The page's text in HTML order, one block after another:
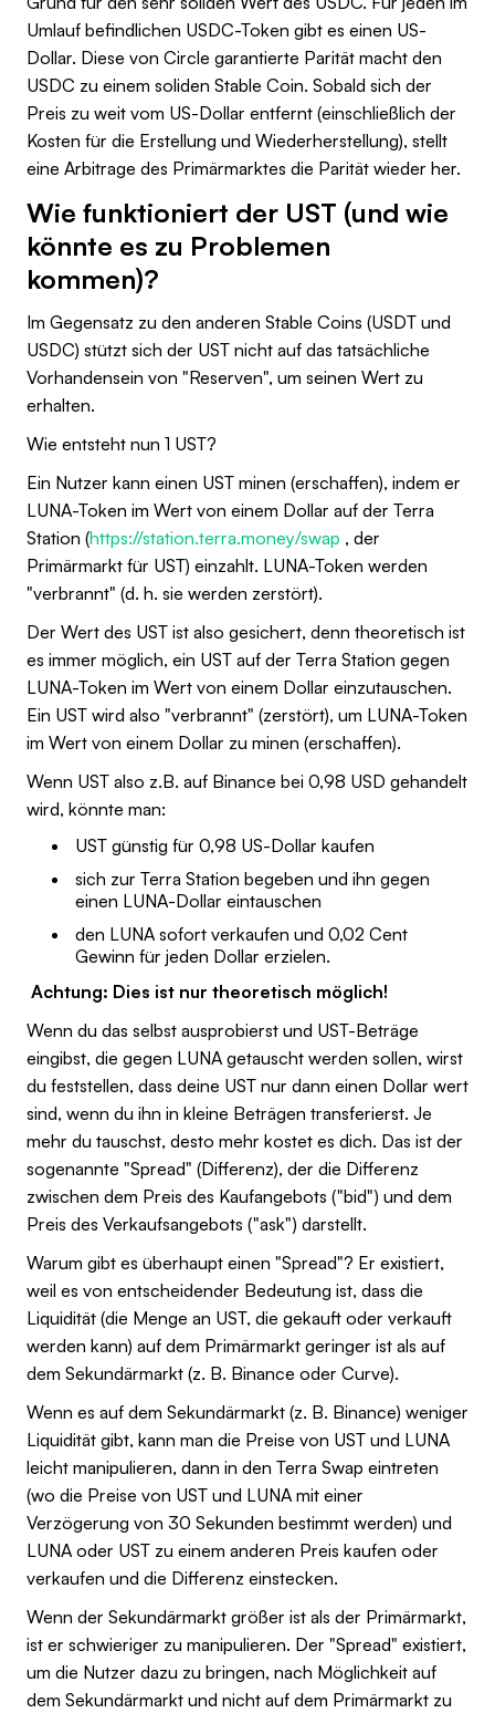
Umlauf befindlichen USDC-Token gibt es einen US-
Dollar. Diese von Circle garantierte Parität macht den
USDC zu einem soliden Stable Coin. Sobald sich der
Preis zu weit vom US-Dollar entfernt (einschließlich der
Kosten für die Erstellung und Wiederherstellung), stellt
eine Arbitrage des Primärmarktes die Parität wieder her.
Wie funktioniert der UST (und wie
könnte es zu Problemen
kommen)?
Im Gegensatz zu den anderen Stable Coins (USDT und
USDC) stützt sich der UST nicht auf das tatsächliche
Vorhandensein von "Reserven", um seinen Wert zu
erhalten.
Wie entsteht nun 1 UST?
Ein Nutzer kann einen UST minen (erschaffen), indem er
LUNA-Token im Wert von einem Dollar auf der Terra
Station (https://station.terra.money/swap , der
Primärmarkt für UST) einzahlt. LUNA-Token werden
"verbrannt" (d. h. sie werden zerstört).
Der Wert des UST ist also gesichert, denn theoretisch ist
es immer möglich, ein UST auf der Terra Station gegen
LUNA-Token im Wert von einem Dollar einzutauschen.
Ein UST wird also "verbrannt" (zerstört), um LUNA-Token
im Wert von einem Dollar zu minen (erschaffen).
Wenn UST also z.B. auf Binance bei 0,98 USD gehandelt
wird, könnte man:
UST günstig für 0,98 US-Dollar kaufen
sich zur Terra Station begeben und ihn gegen
einen LUNA-Dollar eintauschen
den LUNA sofort verkaufen und 0,02 Cent
Gewinn für jeden Dollar erzielen.
Achtung: Dies ist nur theoretisch möglich!
Wenn du das selbst ausprobierst und UST-Beträge
eingibst, die gegen LUNA getauscht werden sollen, wirst
du feststellen, dass deine UST nur dann einen Dollar wert
sind, wenn du ihn in kleine Beträgen transferierst. Je
mehr du tauschst, desto mehr kostet es dich. Das ist der
sogenannte "Spread" (Differenz), der die Differenz
zwischen dem Preis des Kaufangebots ("bid") und dem
Preis des Verkaufsangebots ("ask") darstellt.
Warum gibt es überhaupt einen "Spread"? Er existiert,
weil es von entscheidender Bedeutung ist, dass die
Liquidität (die Menge an UST, die gekauft oder verkauft
werden kann) auf dem Primärmarkt geringer ist als auf
dem Sekundärmarkt (z. B. Binance oder Curve).
Wenn es auf dem Sekundärmarkt (z. B. Binance) weniger
Liquidität gibt, kann man die Preise von UST und LUNA
leicht manipulieren, dann in den Terra Swap eintreten
(wo die Preise von UST und LUNA mit einer
Verzögerung von 30 Sekunden bestimmt werden) und
LUNA oder UST zu einem anderen Preis kaufen oder
verkaufen und die Differenz einstecken.
Wenn der Sekundärmarkt größer ist als der Primärmarkt,
ist er schwieriger zu manipulieren. Der "Spread" existiert,
um die Nutzer dazu zu bringen, nach Möglichkeit auf
dem Sekundärmarkt und nicht auf dem Primärmarkt zu